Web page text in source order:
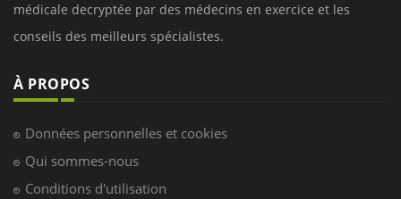
médicale decryptée par des médecins en exercice et les
conseils des meilleurs spécialistes.
À PROPOS
Données personnelles et cookies
Qui sommes-nous
Conditions d'utilisation